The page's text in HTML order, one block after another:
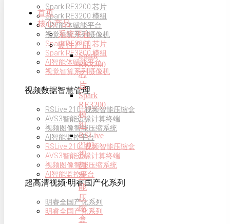
Spark RE3200 芯片
Spark RE3200 模组
AI智能体赋能平台
视觉智算系列摄像机
Spark RE3200 芯片
Spark RE3200 模组
AI智能体赋能平台
视觉智算系列摄像机
视频数据智慧管理
RSLive 2101视频智能压缩盒
AVS3智能边缘计算终端
视频图像智能压缩系统
AI智能监控平台
RSLive 2101视频智能压缩盒
AVS3智能边缘计算终端
视频图像智能压缩系统
AI智能监控平台
超高清视频·明睿国产化系列
明睿全国产化系列
明睿全国产化系列
首页
核心产品
系统平台
硬件产品
Spark
RE3200
芯
片
Spark
RE3200
模
组
RSLive
2101
视
频
智
能
压
缩
盒